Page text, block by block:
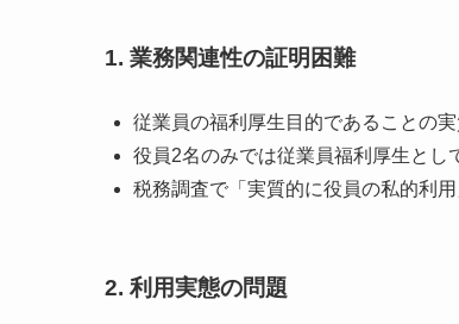
1. 業務関連性の証明困難
従業員の福利厚生目的であることの
役員2名のみでは従業員福利厚生とし
税務調査で「実質的に役員の私的利
2. 利用実態の問題